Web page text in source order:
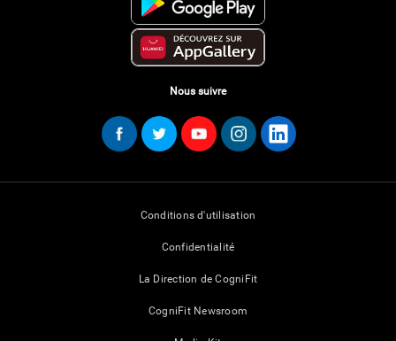
Nous suivre
Conditions d'utilisation
Confidentialité
La Direction de CogniFit
CogniFit Newsroom